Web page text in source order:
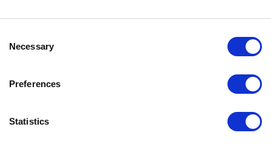
Selection
Necessary
Preferences
Statistics
KUNDTJÄNST
INFO@BOZITA.SE